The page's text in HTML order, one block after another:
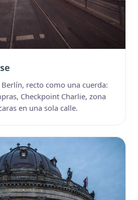
recto como una cuerda:
Checkpoint Charlie, zona
en una sola calle.